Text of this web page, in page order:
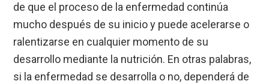
de que el proceso de la enfermedad continúa
mucho después de su inicio y puede acelerarse o
ralentizarse en cualquier momento de su
desarrollo mediante la nutrición. En otras palabras,
si la enfermedad se desarrolla o no, dependerá de